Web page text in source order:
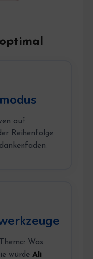
optimal
auf
Reihenfolge.
Was
würde Ali